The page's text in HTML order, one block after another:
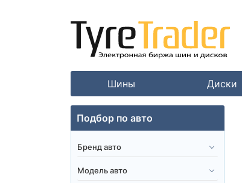
Шины Диски
Подбор по авто